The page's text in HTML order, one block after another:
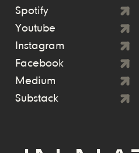
Spotify
Youtube
Instagram
Facebook
Medium
Substack